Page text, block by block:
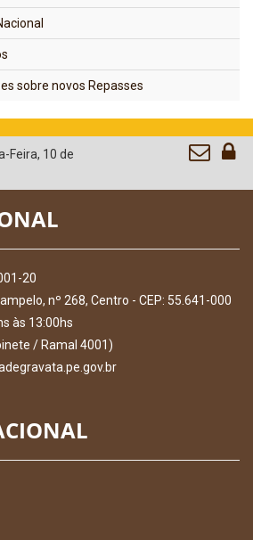
sobre novos Repasses
Feira, 10 de
20
nº 268, Centro - CEP: 55.641-000
às 13:00hs
/ Ramal 4001)